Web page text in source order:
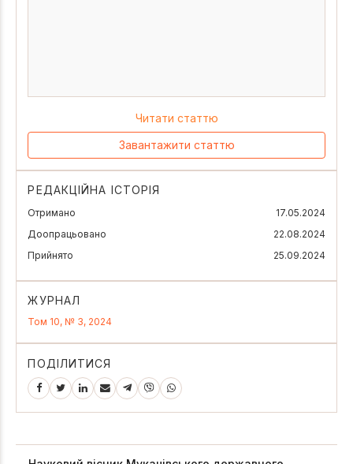
Читати статтю
Завантажити статтю
РЕДАКЦІЙНА ІСТОРІЯ
Отримано
17.05.2024
Доопрацьовано
22.08.2024
Прийнято
25.09.2024
ЖУРНАЛ
Том 10, № 3, 2024
ПОДІЛИТИСЯ